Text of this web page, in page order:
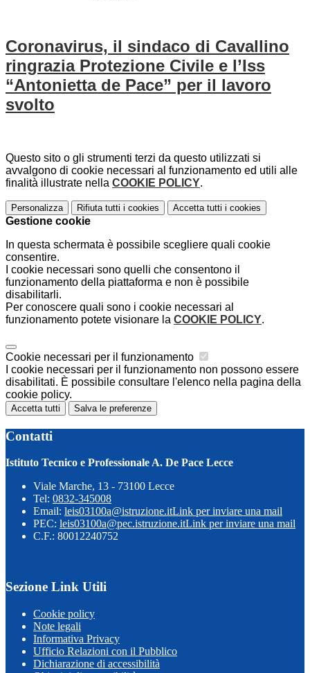
Coronavirus, il sindaco di Cavallino
ringrazia Protezione Civile e l’Iss
“Antonietta de Pace” per il lavoro
svolto
Questo sito o gli strumenti terzi da questo utilizzati si
avvalgono di cookie necessari al funzionamento ed utili alle
finalità illustrate nella COOKIE POLICY.
Personalizza Rifiuta tutti i cookies Accetta tutti i cookies
Gestione cookie
In questa schermata è possibile scegliere quali cookie
consentire.
I cookie necessari sono quelli che consentono il
funzionamento della piattaforma e non è possibile
disabilitarli.
Per conoscere quali sono i cookie necessari al
funzionamento potete visionare la COOKIE POLICY.
Cookie necessari per il funzionamento
I cookie necessari per il funzionamento non possono essere
disabilitati. È possibile consultare l'elenco nella pagina della
cookie policy.
Accetta tutti Salva le preferenze
Contatti
Istituto Tecnico e Professionale A. De Pace Lecce
Viale Marche, 13 - 73100 Lecce
Tel: 0832-345008
Email: leis03100a@istruzione.itLink per inviare una mail
PEC: leis03100a@pec.istruzione.itLink per inviare una mail
C.F.: 80012240752
Sezione Link Utili
Cookie policy
Note legali
Informativa Privacy
Ufficio Relazioni con il Pubblico
Dichiarazione di accessibilità